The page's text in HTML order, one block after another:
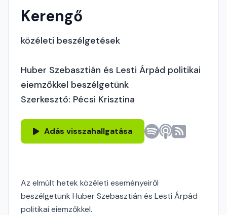
Kerengő
közéleti beszélgetések
Huber Szebasztián és Lesti Árpád politikai
eiemzőkkel beszélgetünk
Szerkesztő: Pécsi Krisztina
Adás visszahallgatása
Az elmúlt hetek közéleti eseményeiről
beszélgetünk Huber Szebasztián és Lesti Árpád
politikai eiemzőkkel.